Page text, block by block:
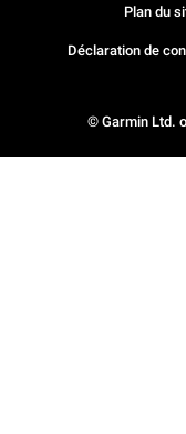
© Garmin Ltd.
Plan du
Déclaration de